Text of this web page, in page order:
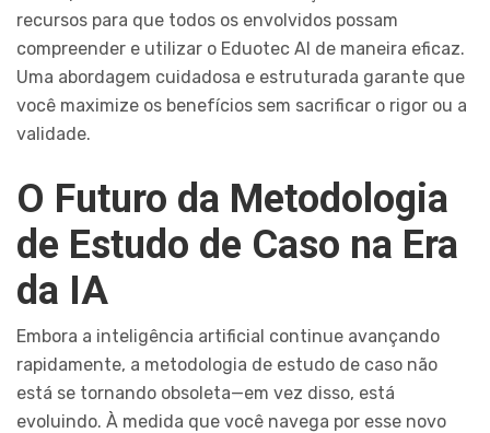
recursos para que todos os envolvidos possam
compreender e utilizar o Eduotec AI de maneira eficaz.
Uma abordagem cuidadosa e estruturada garante que
você maximize os benefícios sem sacrificar o rigor ou a
validade.
O Futuro da Metodologia
de Estudo de Caso na Era
da IA
Embora a inteligência artificial continue avançando
rapidamente, a metodologia de estudo de caso não
está se tornando obsoleta—em vez disso, está
evoluindo. À medida que você navega por esse novo